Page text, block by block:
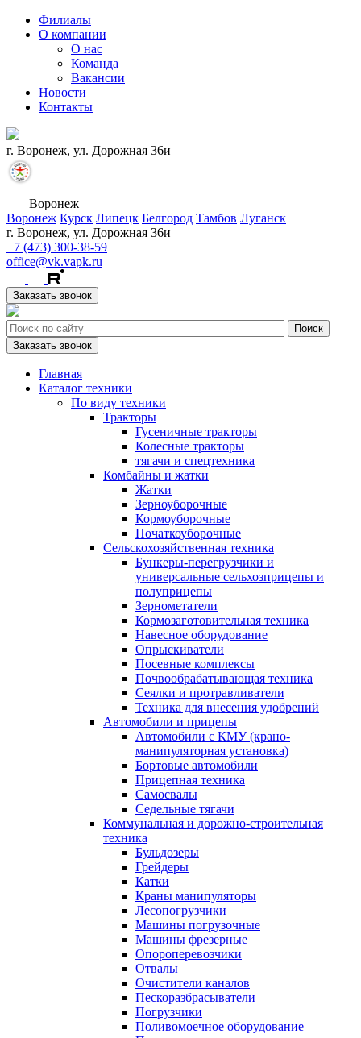
Филиалы
О компании
О нас
Команда
Вакансии
Новости
Контакты
г. Воронеж, ул. Дорожная 36и
Воронеж
Воронеж Курск Липецк Белгород Тамбов Луганск
г. Воронеж, ул. Дорожная 36и
+7 (473) 300-38-59
office@vk.vapk.ru
Заказать звонок
Заказать звонок
Главная
Каталог техники
По виду техники
Тракторы
Гусеничные тракторы
Колесные тракторы
тягачи и спецтехника
Комбайны и жатки
Жатки
Зерноуборочные
Кормоуборочные
Початкоуборочные
Сельскохозяйственная техника
Бункеры-перегрузчики и
универсальные сельхозприцепы и
полуприцепы
Зернометатели
Кормозаготовительная техника
Навесное оборудование
Опрыскиватели
Посевные комплексы
Почвообрабатывающая техника
Сеялки и протравливатели
Техника для внесения удобрений
Автомобили и прицепы
Автомобили с КМУ (крано-
манипуляторная установка)
Бортовые автомобили
Прицепная техника
Самосвалы
Седельные тягачи
Коммунальная и дорожно-строительная
техника
Бульдозеры
Грейдеры
Катки
Краны манипуляторы
Лесопогрузчики
Машины погрузочные
Машины фрезерные
Опороперевозчики
Отвалы
Очистители каналов
Пескоразбрасыватели
Погрузчики
Поливомоечное оборудование